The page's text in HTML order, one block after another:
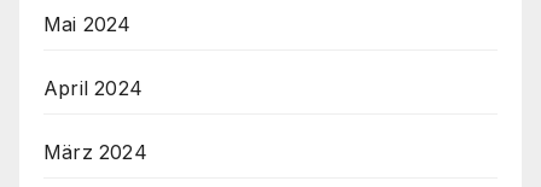
Mai 2024
April 2024
März 2024